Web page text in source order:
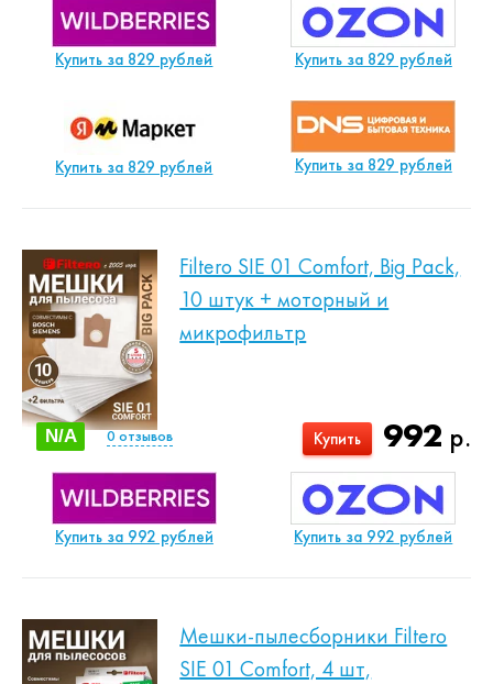
Купить за 829 рублей Купить за 829 рублей
Купить за 829 рублей Купить за 829 рублей
Filtero SIE 01 Comfort, Big Pack,
10 штук + моторный и
микрофильтр
992 р.
Купить
N/A 0отзывов
Купить за 992 рублей Купить за 992 рублей
Мешки-пылесборники Filtero
SIE 01 Comfort, 4 шт,